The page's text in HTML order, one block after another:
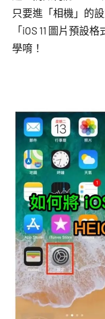
只要進「相機」的
「iOS 11 圖片預設
學唷！